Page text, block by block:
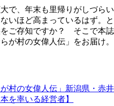
で、年末も里帰りがしづらい
いほど高まっているはず。と
をご存知ですか？ そこで本誌
が村の女偉人伝」をお届け。
村の女偉人伝」新潟県・赤井
を率いる経営者】